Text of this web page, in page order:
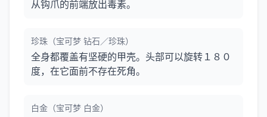
从钩爪的前端放出毒素。
珍珠（宝可梦 钻石／珍珠）
全身都覆盖有坚硬的甲壳。头部可以旋转１８０
度，在它面前不存在死角。
白金（宝可梦 白金）